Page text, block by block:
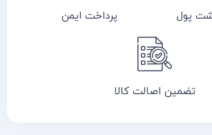
پول پرداخت ایمن
تضمین اصالت کالا